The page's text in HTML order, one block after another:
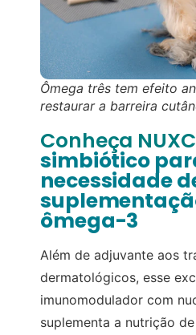
Ômega três tem efeito
restaurar a barreira
Conheça
simbiótico
necessidade
ômega-3
Além de adjuvante aos
dermatológicos, esse
imunomodulador com
suplementa a nutrição